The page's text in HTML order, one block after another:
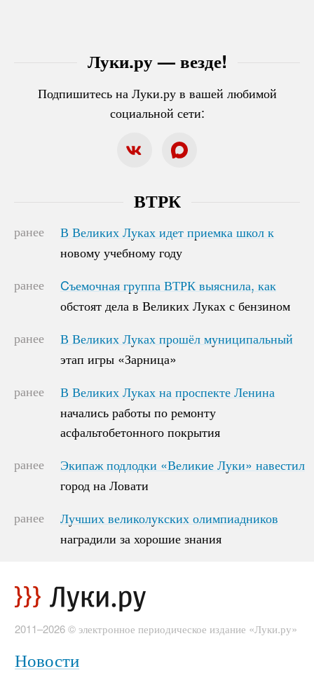
Луки.ру — везде!
Подпишитесь на Луки.ру в вашей любимой
социальной сети:
ВТРК
ранее
В Великих Луках идет приемка школ к
новому учебному году
В Великих Луках идет приемка школ к
новому учебному году
ранее
Cъемочная группа ВТРК выяснила, как
обстоят дела в Великих Луках с бензином
Cъемочная группа ВТРК выяснила, как
обстоят дела в Великих Луках с бензином
ранее
В Великих Луках прошёл муниципальный
этап игры «Зарница»
В Великих Луках прошёл муниципальный
этап игры «Зарница»
ранее
В Великих Луках на проспекте Ленина
начались работы по ремонту
асфальтобетонного покрытия
В Великих Луках на проспекте Ленина
начались работы по ремонту
асфальтобетонного покрытия
ранее
Экипаж подлодки «Великие Луки» навестил
город на Ловати
Экипаж подлодки «Великие Луки» навестил
город на Ловати
ранее
Лучших великолукских олимпиадников
наградили за хорошие знания
Лучших великолукских олимпиадников
наградили за хорошие знания
2011–2026 © электронное периодическое издание «Луки.ру»
Новости